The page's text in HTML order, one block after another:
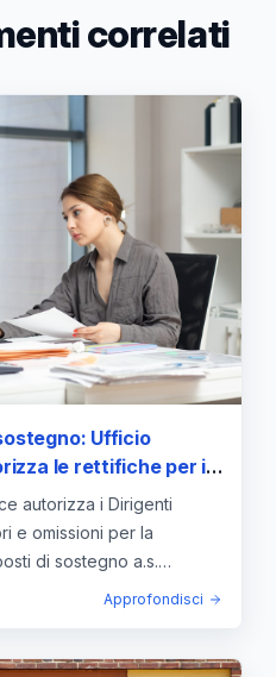
correlati
Ufficio
le rettifiche per i
autorizza i Dirigenti
e omissioni per la
di sostegno a.s.
Approfondisci